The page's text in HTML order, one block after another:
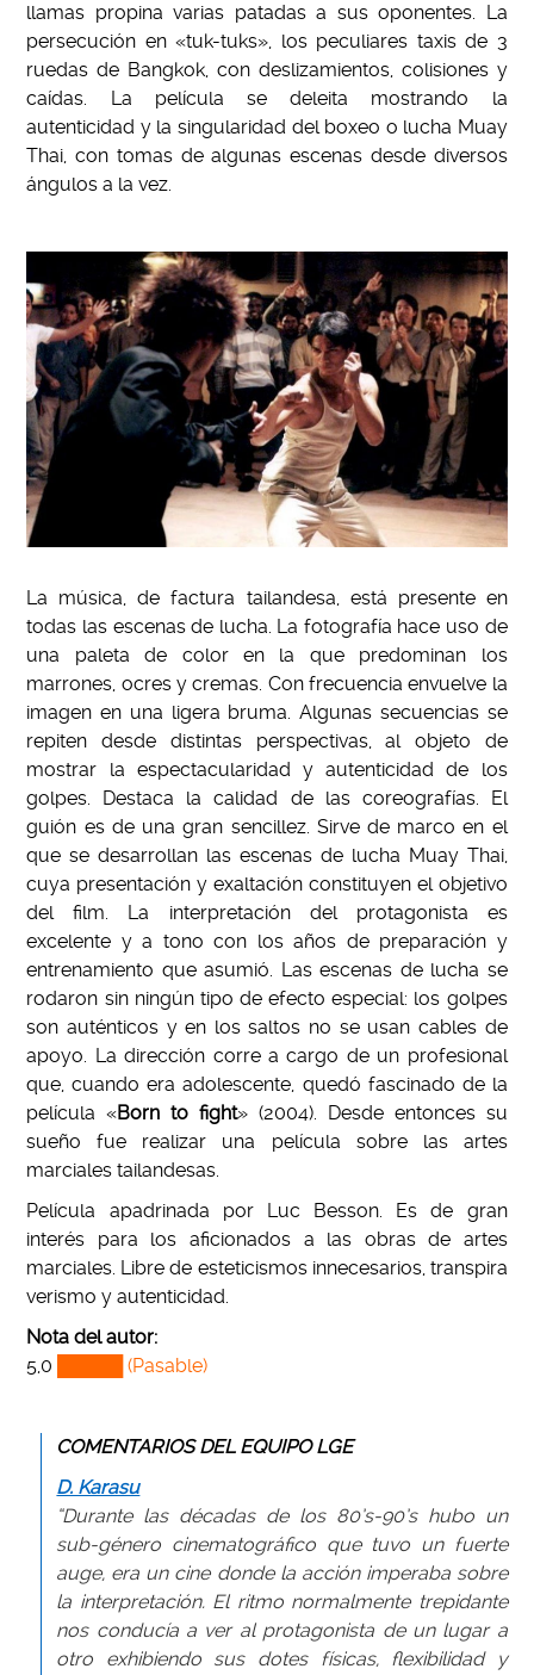
llamas propina varias patadas a sus oponentes. La
persecución en «tuk-tuks», los peculiares taxis de 3
ruedas de Bangkok, con deslizamientos, colisiones y
caídas. La película se deleita mostrando la
autenticidad y la singularidad del boxeo o lucha Muay
Thai, con tomas de algunas escenas desde diversos
ángulos a la vez.
La música, de factura tailandesa, está presente en
todas las escenas de lucha. La fotografía hace uso de
una paleta de color en la que predominan los
marrones, ocres y cremas. Con frecuencia envuelve la
imagen en una ligera bruma. Algunas secuencias se
repiten desde distintas perspectivas, al objeto de
mostrar la espectacularidad y autenticidad de los
golpes. Destaca la calidad de las coreografías. El
guión es de una gran sencillez. Sirve de marco en el
que se desarrollan las escenas de lucha Muay Thai,
cuya presentación y exaltación constituyen el objetivo
del film. La interpretación del protagonista es
excelente y a tono con los años de preparación y
entrenamiento que asumió. Las escenas de lucha se
rodaron sin ningún tipo de efecto especial: los golpes
son auténticos y en los saltos no se usan cables de
apoyo. La dirección corre a cargo de un profesional
que, cuando era adolescente, quedó fascinado de la
película «Born to fight» (2004). Desde entonces su
sueño fue realizar una película sobre las artes
marciales tailandesas.
Película apadrinada por Luc Besson. Es de gran
interés para los aficionados a las obras de artes
marciales. Libre de esteticismos innecesarios, transpira
verismo y autenticidad.
Nota del autor:
5,0 █████ (Pasable)
COMENTARIOS DEL EQUIPO LGE
D. Karasu
“Durante las décadas de los 80’s-90’s hubo un
sub-género cinematográfico que tuvo un fuerte
auge, era un cine donde la acción imperaba sobre
la interpretación. El ritmo normalmente trepidante
nos conducía a ver al protagonista de un lugar a
otro exhibiendo sus dotes físicas, flexibilidad y